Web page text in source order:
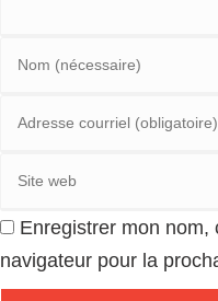
Enregistrer mon nom,
navigateur pour la